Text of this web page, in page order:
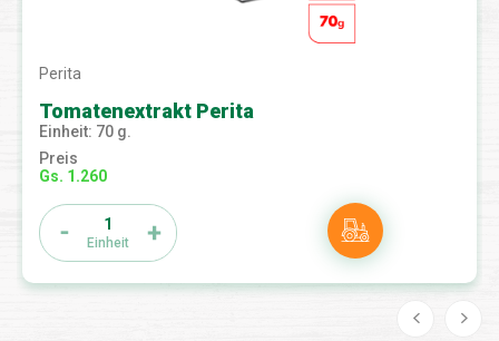
Perita
Tomatenextrakt Perita
Einheit: 70 g.
Preis
Gs. 1.260
1
Einheit